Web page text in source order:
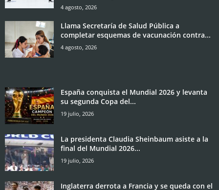
4 agosto, 2026
Llama Secretaría de Salud Pública a
completar esquemas de vacunación contra...
4 agosto, 2026
España conquista el Mundial 2026 y levanta
su segunda Copa del...
19 julio, 2026
La presidenta Claudia Sheinbaum asiste a la
final del Mundial 2026...
19 julio, 2026
Inglaterra derrota a Francia y se queda con el